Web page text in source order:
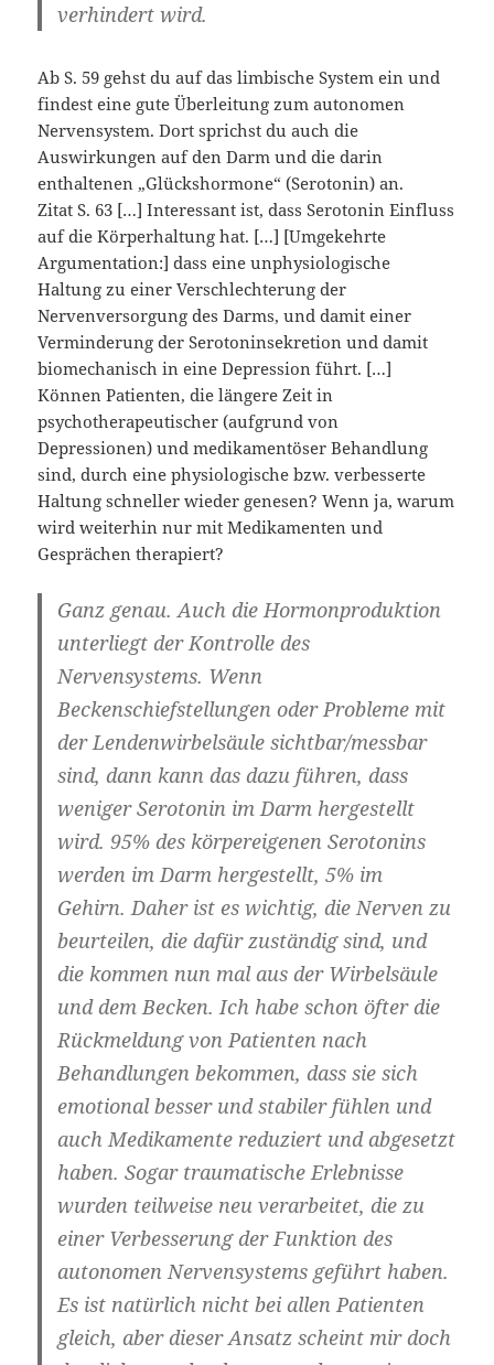
verhindert wird.
Ab S. 59 gehst du auf das limbische System ein und
findest eine gute Überleitung zum autonomen
Nervensystem. Dort sprichst du auch die
Auswirkungen auf den Darm und die darin
enthaltenen „Glückshormone“ (Serotonin) an.
Zitat S. 63 […] Interessant ist, dass Serotonin Einfluss
auf die Körperhaltung hat. […] [Umgekehrte
Argumentation:] dass eine unphysiologische
Haltung zu einer Verschlechterung der
Nervenversorgung des Darms, und damit einer
Verminderung der Serotoninsekretion und damit
biomechanisch in eine Depression führt. […]
Können Patienten, die längere Zeit in
psychotherapeutischer (aufgrund von
Depressionen) und medikamentöser Behandlung
sind, durch eine physiologische bzw. verbesserte
Haltung schneller wieder genesen? Wenn ja, warum
wird weiterhin nur mit Medikamenten und
Gesprächen therapiert?
Ganz genau. Auch die Hormonproduktion
unterliegt der Kontrolle des
Nervensystems. Wenn
Beckenschiefstellungen oder Probleme mit
der Lendenwirbelsäule sichtbar/messbar
sind, dann kann das dazu führen, dass
weniger Serotonin im Darm hergestellt
wird. 95% des körpereigenen Serotonins
werden im Darm hergestellt, 5% im
Gehirn. Daher ist es wichtig, die Nerven zu
beurteilen, die dafür zuständig sind, und
die kommen nun mal aus der Wirbelsäule
und dem Becken. Ich habe schon öfter die
Rückmeldung von Patienten nach
Behandlungen bekommen, dass sie sich
emotional besser und stabiler fühlen und
auch Medikamente reduziert und abgesetzt
haben. Sogar traumatische Erlebnisse
wurden teilweise neu verarbeitet, die zu
einer Verbesserung der Funktion des
autonomen Nervensystems geführt haben.
Es ist natürlich nicht bei allen Patienten
gleich, aber dieser Ansatz scheint mir doch